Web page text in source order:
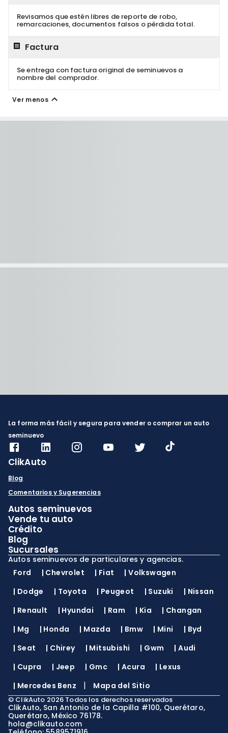
Revisamos que estén libres de reporte de robo,
remarcaciones, documentos falsos o pérdida total.
Factura
Se entrega con factura original de seminuevos a
nombre del comprador.
Ver menos
La forma más fácil y segura para vender o comprar un auto
seminuevo
ClikAuto
Blog
Comentarios y Sugerencias
Autos seminuevos
Vende tu auto
Crédito
Blog
Sucursales
Autos seminuevos de particulares y agencias.
Ford
| Chevrolet | Fiat |Volkswagen
| Dodge | Toyota | Peugeot | Suzuki | Nissan
| Renault | Hyundai | Ram | Kia | Changan
| Mg | Honda | Mazda | Bmw | Mini | Byd
| Seat | Chirey | Mitsubishi | Gwm |Audi
| Cupra | Jeep | Gmc |Acura | Lexus
| Mercedes Benz | Mapa del Sitio
© ClikAuto 2026 Todos los derechos reservados
ClikAuto, San Antonio de la Capilla #100, Querétaro,
Querétaro, México 76178.
hola@clikauto.com